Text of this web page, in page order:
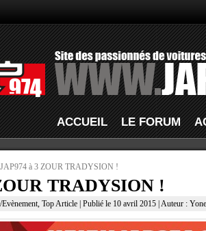
ACCUEIL LE FORUM
à 3 ZOUR TRADYSION !
TRADYSION !
, Top Article| Publié le 10 avril 2015 | Auteur : Yone